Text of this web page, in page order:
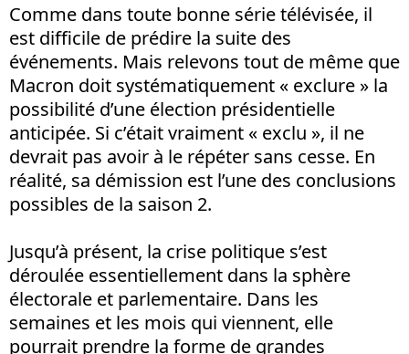
Comme dans toute bonne série télévisée, il
est difficile de prédire la suite des
événements. Mais relevons tout de même que
Macron doit systématiquement « exclure » la
possibilité d’une élection présidentielle
anticipée. Si c’était vraiment « exclu », il ne
devrait pas avoir à le répéter sans cesse. En
réalité, sa démission est l’une des conclusions
possibles de la saison 2.
Jusqu’à présent, la crise politique s’est
déroulée essentiellement dans la sphère
électorale et parlementaire. Dans les
semaines et les mois qui viennent, elle
pourrait prendre la forme de grandes